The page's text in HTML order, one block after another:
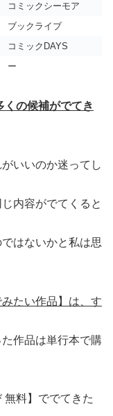
コミックシーモア
ブックライブ
コミックDAYS
ー
くの候補がでてき
いいのか迷ってし
内容がでてくると
はないかと私は思
たい作品】は、す
作品は単行本で購
無料】ででてきた